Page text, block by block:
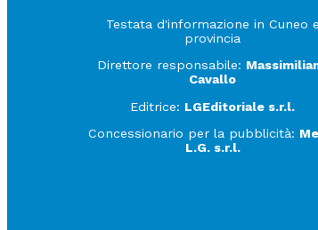
Testata d'informazione in Cuneo e
provincia
Direttore responsabile:
Cavallo
Editrice: LGEditoriale s.r.l.
Concessionario per la pubblicità:
L.G. s.r.l.